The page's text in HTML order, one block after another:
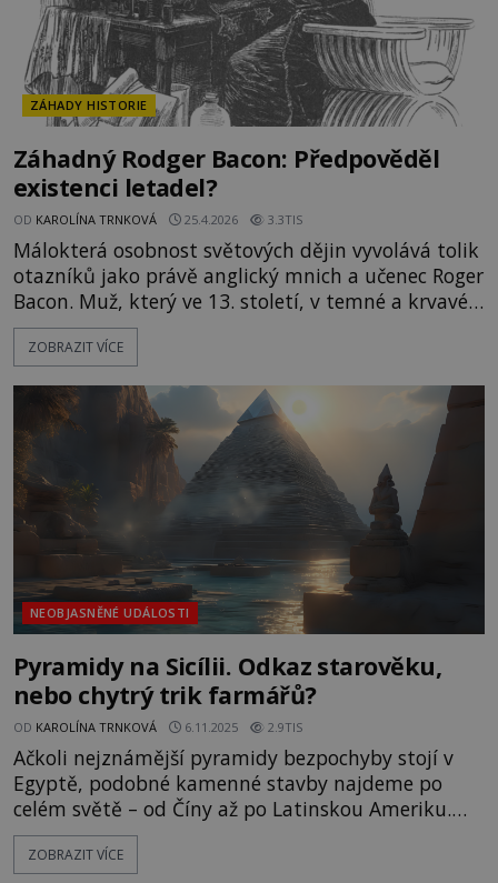
ZÁHADY HISTORIE
Záhadný Rodger Bacon: Předpověděl
existenci letadel?
OD KAROLÍNA TRNKOVÁ 25.4.2026 3.3TIS
Málokterá osobnost světových dějin vyvolává tolik
otazníků jako právě anglický mnich a učenec Roger
Bacon. Muž, který ve 13. století, v temné a krvavé
době hlubokého středověku píše o automobilech,
letadlech a o v té době jen těžko zjistitelných
získal své neuvěřitelné znalosti? Zatímco např.
francouz
ZOBRAZIT VÍCE
NEOBJASNĚNÉ UDÁLOSTI
Pyramidy na Sicílii. Odkaz starověku,
nebo chytrý trik farmářů?
OD KAROLÍNA TRNKOVÁ 6.11.2025 2.9TIS
Ačkoli nejznámější pyramidy bezpochyby stojí v
Egyptě, podobné kamenné stavby najdeme po
celém světě – od Číny až po Latinskou Ameriku.
Výjimkou není ani Itálie. Slunná země na
Apeninském poloostrově se může pochlubit
ZOBRAZIT VÍCE